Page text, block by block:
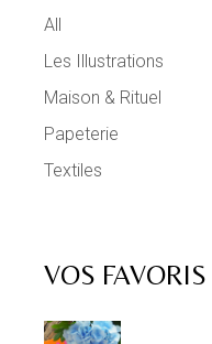
All
Les Illustrations
Maison & Rituel
Papeterie
Textiles
VOS FAVORIS